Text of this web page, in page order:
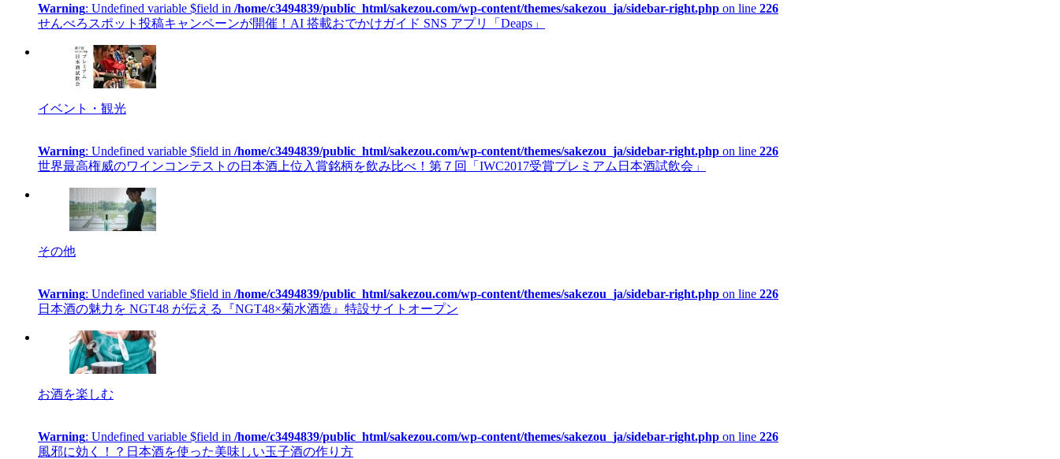
Warning : Undefined variable $field in /home/c3494839/public_html/sakezou.com/wp-content/themes/sakezou_ja/sidebar-right.php on line 226
せんべろスポット投稿キャンペーンが開催！AI 搭載おでかけガイド SNS アプリ「Deaps」
イベント・観光
Warning : Undefined variable $field in /home/c3494839/public_html/sakezou.com/wp-content/themes/sakezou_ja/sidebar-right.php on line 226
世界最高権威のワインコンテストの日本酒上位入賞銘柄を飲み比べ！第７回「IWC2017受賞プレミアム日本酒試飲会」
その他
Warning : Undefined variable $field in /home/c3494839/public_html/sakezou.com/wp-content/themes/sakezou_ja/sidebar-right.php on line 226
日本酒の魅力を NGT48 が伝える『NGT48×菊水酒造』特設サイトオープン
お酒を楽しむ
Warning : Undefined variable $field in /home/c3494839/public_html/sakezou.com/wp-content/themes/sakezou_ja/sidebar-right.php on line 226
風邪に効く！？日本酒を使った美味しい玉子酒の作り方